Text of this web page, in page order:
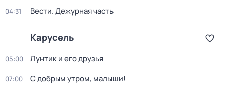
04:31 Вести. Дежурная часть
Карусель
05:00 Лунтик и его друзья
07:00 С добрым утром, малыши!